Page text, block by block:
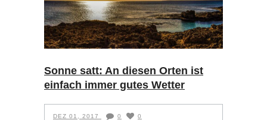
Sonne satt: An diesen Orten ist
einfach immer gutes Wetter
DEZ 01, 2017 0 0